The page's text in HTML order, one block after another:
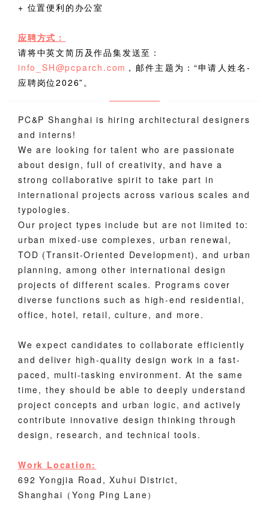
+ 位置便利的办公室
应聘方式：
请将中英文简历及作品集发送至：
info_SH@pcparch.com , 邮件主题为：“申请人姓名-
应聘岗位2026”。
PC&P Shanghai is hiring architectural designers
and interns!
We are looking for talent who are passionate
about design, full of creativity, and have a
strong collaborative spirit to take part in
international projects across various scales and
typologies.
Our project types include but are not limited to:
urban mixed-use complexes, urban renewal,
TOD (Transit-Oriented Development), and urban
planning, among other international design
projects of different scales. Programs cover
diverse functions such as high-end residential,
office, hotel, retail, culture, and more.
We expect candidates to collaborate efficiently
and deliver high-quality design work in a fast-
paced, multi-tasking environment. At the same
time, they should be able to deeply understand
project concepts and urban logic, and actively
contribute innovative design thinking through
design, research, and technical tools.
Work Location:
692 Yongjia Road, Xuhui District,
Shanghai（Yong Ping Lane）